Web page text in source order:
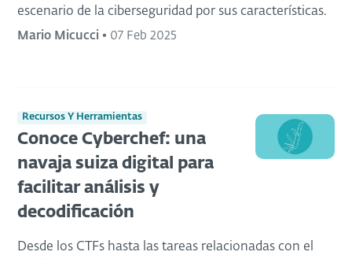
escenario de la ciberseguridad por sus características.
Mario Micucci • 07 Feb 2025
Recursos Y Herramientas
Conoce Cyberchef: una
navaja suiza digital para
facilitar análisis y
decodificación
Desde los CTFs hasta las tareas relacionadas con el